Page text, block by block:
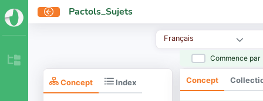
Pactols_Sujets
Français
Commence par
Concept Index
édifice funéraire
aménagement de la tombe
marqueur de tombe
pyramide nubienne
sépulture
Concept